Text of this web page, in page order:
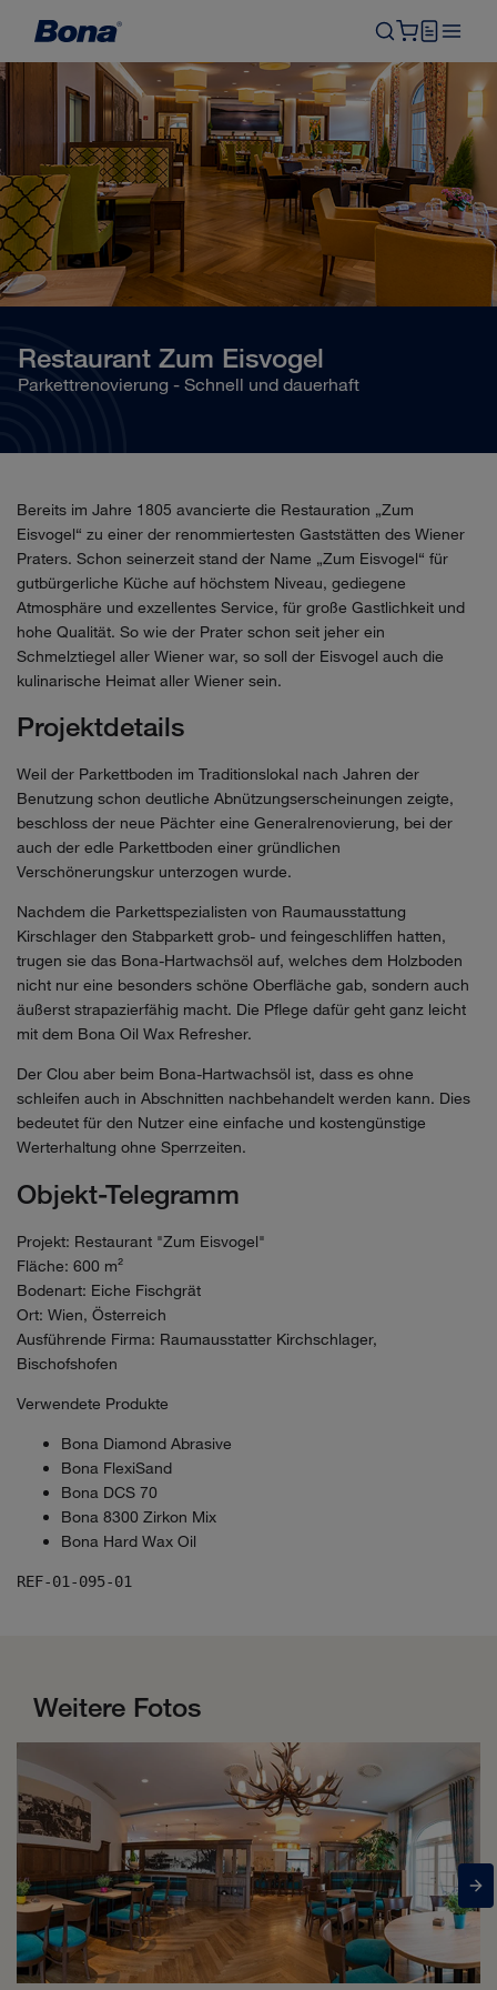
Restaurant Zum Eisvogel
Parkettrenovierung - Schnell und dauerhaft
Bereits im Jahre 1805 avancierte die Restauration „Zum
Eisvogel“ zu einer der renommiertesten Gaststätten des Wiener
Praters. Schon seinerzeit stand der Name „Zum Eisvogel“ für
gutbürgerliche Küche auf höchstem Niveau, gediegene
Atmosphäre und exzellentes Service, für große Gastlichkeit und
hohe Qualität. So wie der Prater schon seit jeher ein
Schmelztiegel aller Wiener war, so soll der Eisvogel auch die
kulinarische Heimat aller Wiener sein.
Projektdetails
Weil der Parkettboden im Traditionslokal nach Jahren der
Benutzung schon deutliche Abnützungserscheinungen zeigte,
beschloss der neue Pächter eine Generalrenovierung, bei der
auch der edle Parkettboden einer gründlichen
Verschönerungskur unterzogen wurde.
Nachdem die Parkettspezialisten von Raumausstattung
Kirschlager den Stabparkett grob- und feingeschliffen hatten,
trugen sie das Bona-Hartwachsöl auf, welches dem Holzboden
nicht nur eine besonders schöne Oberfläche gab, sondern auch
äußerst strapazierfähig macht. Die Pflege dafür geht ganz leicht
mit dem Bona Oil Wax Refresher.
Der Clou aber beim Bona-Hartwachsöl ist, dass es ohne
schleifen auch in Abschnitten nachbehandelt werden kann. Dies
bedeutet für den Nutzer eine einfache und kostengünstige
Werterhaltung ohne Sperrzeiten.
Objekt-Telegramm
Projekt: Restaurant "Zum Eisvogel"
Fläche: 600 m²
Bodenart: Eiche Fischgrät
Ort: Wien, Österreich
Ausführende Firma: Raumausstatter Kirchschlager,
Bischofshofen
Verwendete Produkte
Bona Diamond Abrasive
Bona FlexiSand
Bona DCS 70
Bona 8300 Zirkon Mix
Bona Hard Wax Oil
REF-01-095-01
Weitere Fotos